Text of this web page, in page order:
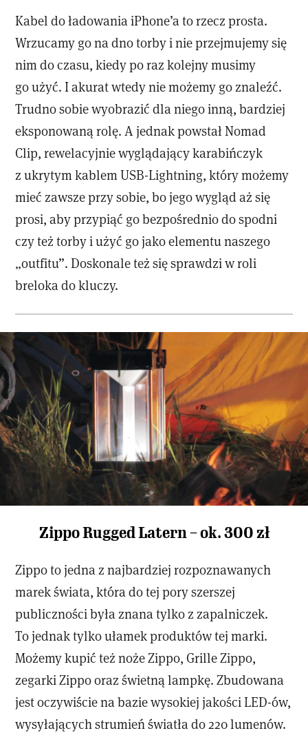
Kabel do ładowania iPhone’a to rzecz prosta.
Wrzucamy go na dno torby i nie przejmujemy się
nim do czasu, kiedy po raz kolejny musimy
go użyć. I akurat wtedy nie możemy go znaleźć.
Trudno sobie wyobrazić dla niego inną, bardziej
eksponowaną rolę. A jednak powstał Nomad
Clip, rewelacyjnie wyglądający karabińczyk
z ukrytym kablem USB-Lightning, który możemy
mieć zawsze przy sobie, bo jego wygląd aż się
prosi, aby przypiąć go bezpośrednio do spodni
czy też torby i użyć go jako elementu naszego
„outfitu”. Doskonale też się sprawdzi w roli
breloka do kluczy.
Zippo Rugged Latern – ok. 300 zł
Zippo to jedna z najbardziej rozpoznawanych
marek świata, która do tej pory szerszej
publiczności była znana tylko z zapalniczek.
To jednak tylko ułamek produktów tej marki.
Możemy kupić też noże Zippo, Grille Zippo,
zegarki Zippo oraz świetną lampkę. Zbudowana
jest oczywiście na bazie wysokiej jakości LED-ów,
wysyłających strumień światła do 220 lumenów.